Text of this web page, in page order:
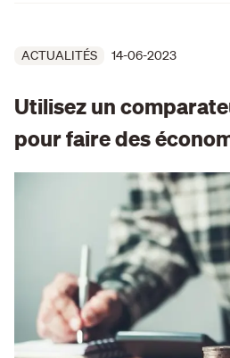
ACTUALITÉS 14-06-2023
Utilisez un
pour faire des